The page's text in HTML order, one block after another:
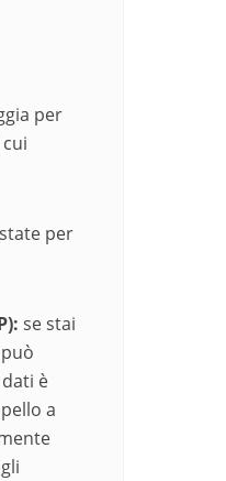
per
per
se stai
è
a